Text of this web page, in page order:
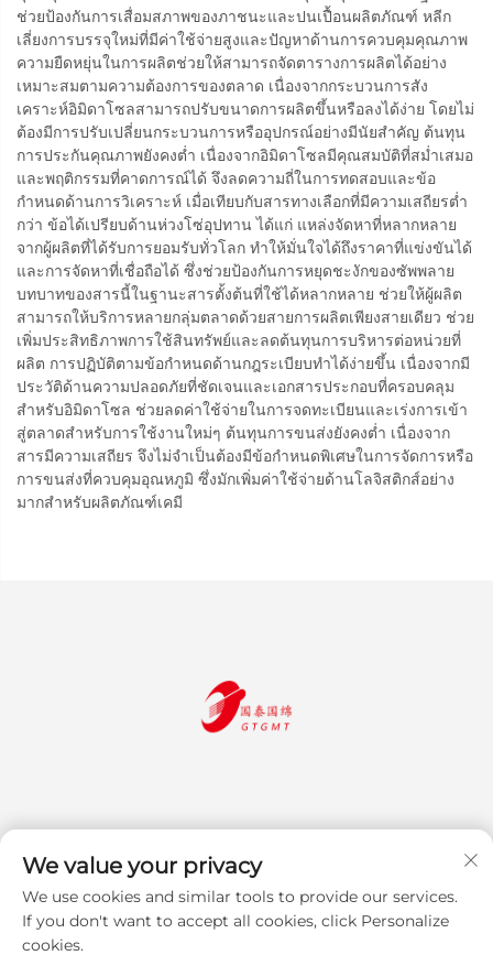
ช่วยป้องกันการเสื่อมสภาพของภาชนะและปนเปื้อนผลิตภัณฑ์ หลีก
เลี่ยงการบรรจุใหม่ที่มีค่าใช้จ่ายสูงและปัญหาด้านการควบคุมคุณภาพ
ความยืดหยุ่นในการผลิตช่วยให้สามารถจัดตารางการผลิตได้อย่าง
เหมาะสมตามความต้องการของตลาด เนื่องจากกระบวนการสัง
เคราะห์อิมิดาโซลสามารถปรับขนาดการผลิตขึ้นหรือลงได้ง่าย โดยไม่
ต้องมีการปรับเปลี่ยนกระบวนการหรืออุปกรณ์อย่างมีนัยสำคัญ ต้นทุน
การประกันคุณภาพยังคงต่ำ เนื่องจากอิมิดาโซลมีคุณสมบัติที่สม่ำเสมอ
และพฤติกรรมที่คาดการณ์ได้ จึงลดความถี่ในการทดสอบและข้อ
กำหนดด้านการวิเคราะห์ เมื่อเทียบกับสารทางเลือกที่มีความเสถียรต่ำ
กว่า ข้อได้เปรียบด้านห่วงโซ่อุปทาน ได้แก่ แหล่งจัดหาที่หลากหลาย
จากผู้ผลิตที่ได้รับการยอมรับทั่วโลก ทำให้มั่นใจได้ถึงราคาที่แข่งขันได้
และการจัดหาที่เชื่อถือได้ ซึ่งช่วยป้องกันการหยุดชะงักของซัพพลาย
บทบาทของสารนี้ในฐานะสารตั้งต้นที่ใช้ได้หลากหลาย ช่วยให้ผู้ผลิต
สามารถให้บริการหลายกลุ่มตลาดด้วยสายการผลิตเพียงสายเดียว ช่วย
เพิ่มประสิทธิภาพการใช้สินทรัพย์และลดต้นทุนการบริหารต่อหน่วยที่
ผลิต การปฏิบัติตามข้อกำหนดด้านกฎระเบียบทำได้ง่ายขึ้น เนื่องจากมี
ประวัติด้านความปลอดภัยที่ชัดเจนและเอกสารประกอบที่ครอบคลุม
สำหรับอิมิดาโซล ช่วยลดค่าใช้จ่ายในการจดทะเบียนและเร่งการเข้า
สู่ตลาดสำหรับการใช้งานใหม่ๆ ต้นทุนการขนส่งยังคงต่ำ เนื่องจาก
สารมีความเสถียร จึงไม่จำเป็นต้องมีข้อกำหนดพิเศษในการจัดการหรือ
การขนส่งที่ควบคุมอุณหภูมิ ซึ่งมักเพิ่มค่าใช้จ่ายด้านโลจิสติกส์อย่าง
มากสำหรับผลิตภัณฑ์เคมี
สมัครสมาชิก
We value your privacy
We use cookies and similar tools to provide our services.
If you don't want to accept all cookies, click Personalize
cookies.